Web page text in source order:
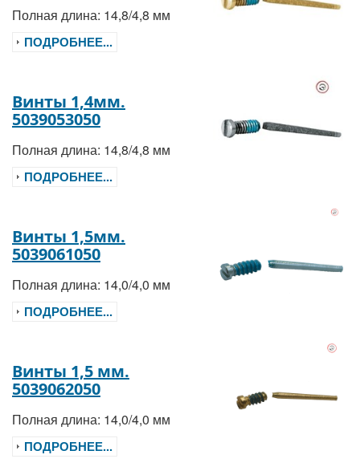
Полная длина: 14,8/4,8 мм
ПОДРОБНЕЕ...
Винты 1,4мм.
5039053050
Полная длина: 14,8/4,8 мм
ПОДРОБНЕЕ...
Винты 1,5мм.
5039061050
Полная длина: 14,0/4,0 мм
ПОДРОБНЕЕ...
Винты 1,5 мм.
5039062050
Полная длина: 14,0/4,0 мм
ПОДРОБНЕЕ...